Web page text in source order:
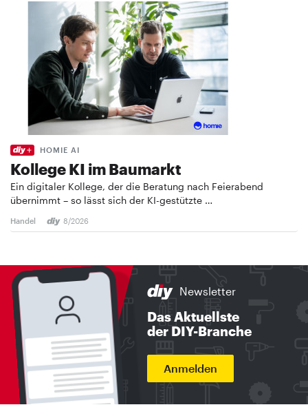
HOMIE AI
Kollege KI im Baumarkt
Ein digitaler Kollege, der die Beratung nach Feierabend
übernimmt – so lässt sich der KI-gestützte …
Handel 8/2026
Newsletter
Das Aktuellste
der DIY-Branche
Anmelden